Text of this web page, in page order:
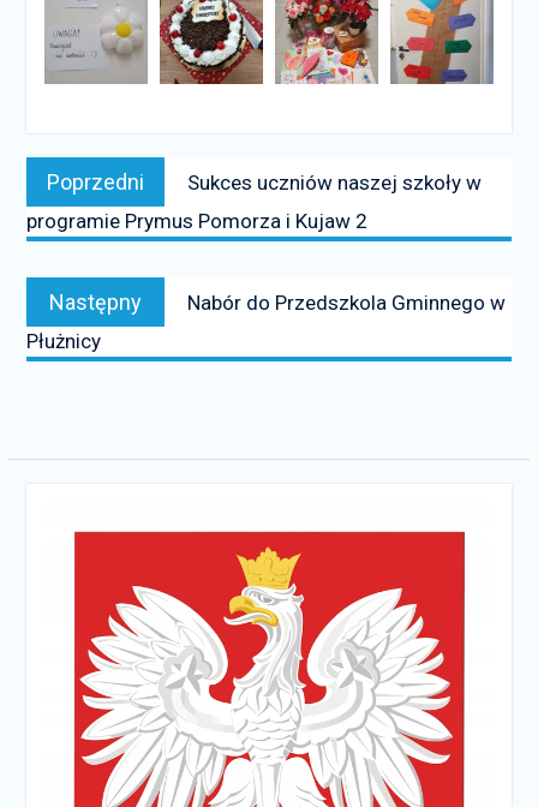
Nawigacja
wpisu
Poprzedni
news:
Sukces uczniów naszej szkoły w
programie Prymus Pomorza i Kujaw 2
Następny
news:
Nabór do Przedszkola Gminnego w
Płużnicy